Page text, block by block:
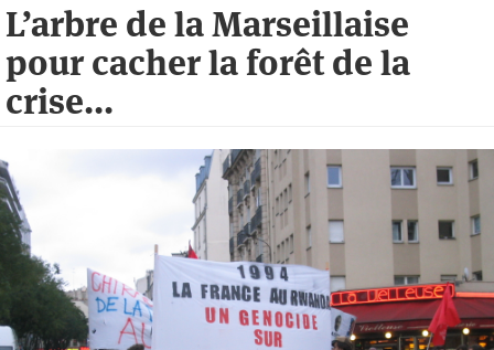
L’arbre de la Marseillaise
pour cacher la forêt de la
crise...